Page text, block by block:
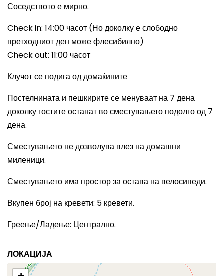
Соседството е мирно.
Check in: 14:00 часот (Но доколку е слободно
претходниот ден може флесибилно)
Check out: 11:00 часот
Клучот се подига од домаќините
Постелнината и пешкирите се менуваат на 7 дена
доколку гостите останат во сместувањето подолго од 7
дена.
Сместувањето не дозволува влез на домашни
миленици.
Сместувањето има простор за остава на велосипеди.
Вкупен број на кревети: 5 кревети.
Греење/Ладење: Централно.
ЛОКАЦИЈА